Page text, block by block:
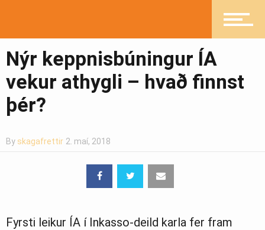
Heilsueflandi samfélag
Greinasafn
Nýr keppnisbúningur ÍA
vekur athygli – hvað finnst
þér?
By skagafrettir 2. maí, 2018
Fyrsti leikur ÍA í Inkasso-deild karla fer fram